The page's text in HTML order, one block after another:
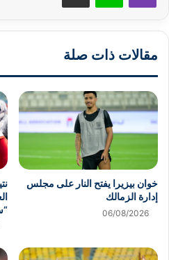
مقالات ذات صلة
خوان بيزيرا يفتح النار على مجلس
إدارة الزمالك
06/08/2026